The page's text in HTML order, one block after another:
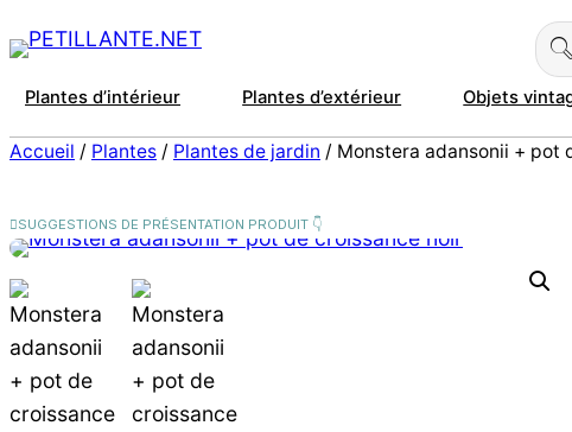
Plantes d’intérieur Plantes d’extérieur Objets
Accueil / Plantes / Plantes de jardin / Monstera adansonii + pot